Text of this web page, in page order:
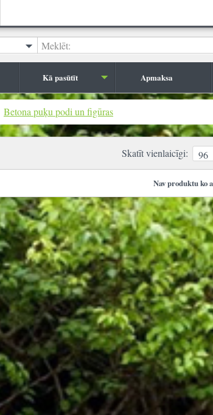
Meklēt:
Kā pasūtīt Apmaksa
Betona puķu podi un figūras
Skatīt vienlaicīgi: 96
Nav produktu ko